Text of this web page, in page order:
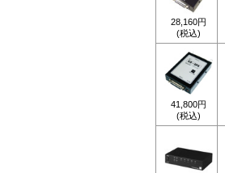
28,160円
(税込)
41,800円
(税込)